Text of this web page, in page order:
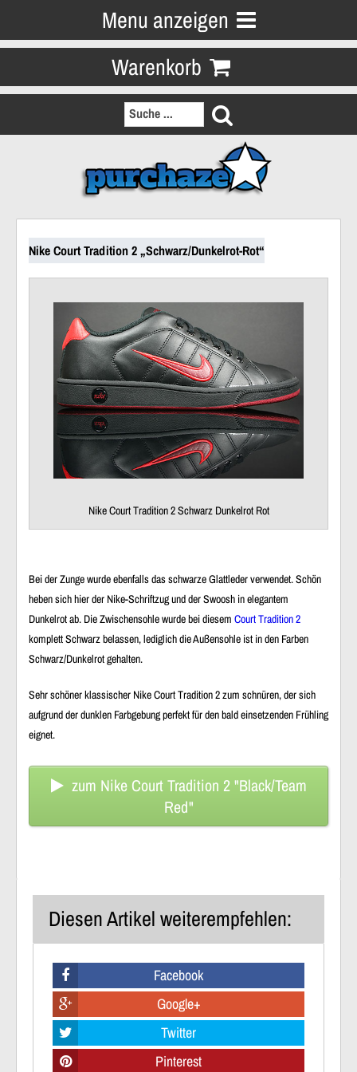
Menu anzeigen
Warenkorb
Nike Court Tradition 2 „Schwarz/Dunkelrot-Rot“
Nike Court Tradition 2 Schwarz Dunkelrot Rot
Bei der Zunge wurde ebenfalls das schwarze Glattleder verwendet. Schön
heben sich hier der Nike-Schriftzug und der Swoosh in elegantem
Dunkelrot ab. Die Zwischensohle wurde bei diesem Court Tradition 2
komplett Schwarz belassen, lediglich die Außensohle ist in den Farben
Schwarz/Dunkelrot gehalten.
Sehr schöner klassischer Nike Court Tradition 2 zum schnüren, der sich
aufgrund der dunklen Farbgebung perfekt für den bald einsetzenden Frühling
eignet.
zum Nike Court Tradition 2 "Black/Team
Red"
Diesen Artikel weiterempfehlen:
Facebook
Google+
Twitter
Pinterest